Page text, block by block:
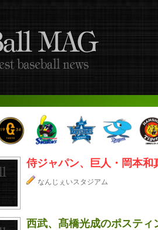
侍ジャパン、巨人・岡本
なんじぇいスタジアム
西武、髙橋光成のポステ